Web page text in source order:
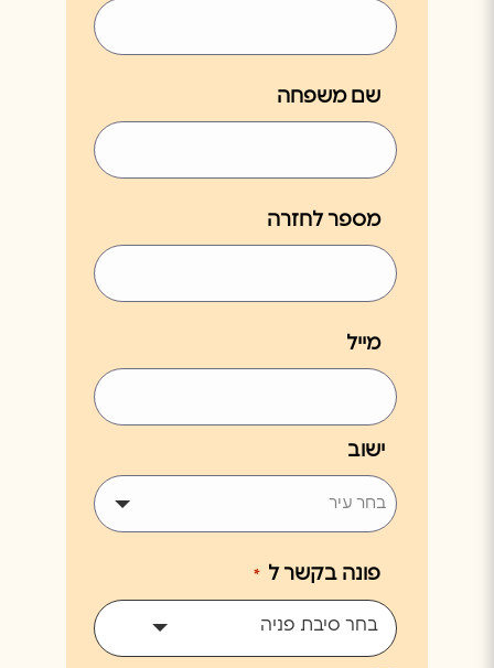
, כפר קאסם
052-4000626
אבי שרותי מיזוג-אבי
050-5567381
אגם מערכות מיזוג אויר
03-9419363
אהוד שובל-אשד מערכות
שם משפחה
מספר לחזרה
מייל
ישוב
פונה בקשר ל *
בחר סיבת פניה